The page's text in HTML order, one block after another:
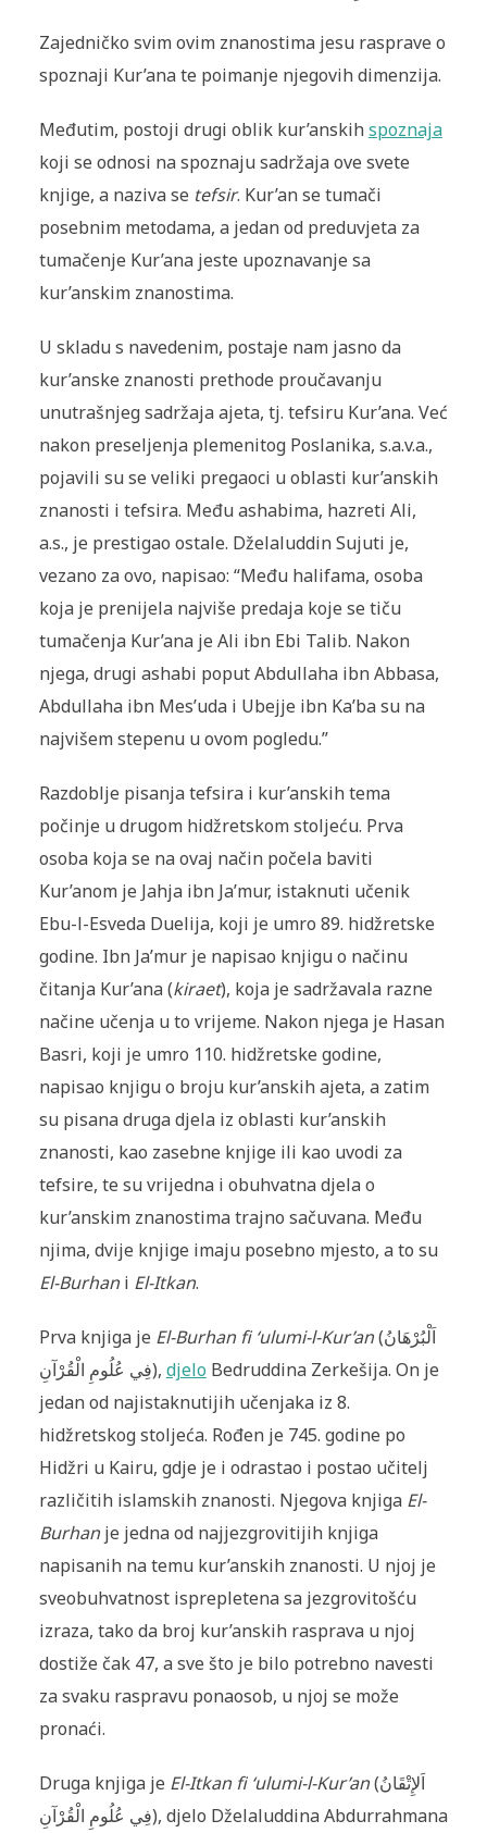
Zajedničko svim ovim znanostima jesu rasprave o
spoznaji Kur’ana te poimanje njegovih dimenzija.
Međutim, postoji drugi oblik kur’anskihspoznaja
koji se odnosi na spoznaju sadržaja ove svete
knjige, a naziva se tefsir. Kur’an se tumači
posebnim metodama, a jedan od preduvjeta za
tumačenje Kur’ana jeste upoznavanje sa
kur’anskim znanostima.
U skladu s navedenim, postaje nam jasno da
kur’anske znanosti prethode proučavanju
unutrašnjeg sadržaja ajeta, tj. tefsiru Kur’ana. Već
nakon preseljenja plemenitog Poslanika, s.a.v.a.,
pojavili su se veliki pregaoci u oblasti kur’anskih
znanosti i tefsira. Među ashabima, hazreti Ali,
a.s., je prestigao ostale. Dželaluddin Sujuti je,
vezano za ovo, napisao: “Među halifama, osoba
koja je prenijela najviše predaja koje se tiču
tumačenja Kur’ana je Ali ibn Ebi Talib. Nakon
njega, drugi ashabi poput Abdullaha ibn Abbasa,
Abdullaha ibn Mes’uda i Ubejje ibn Ka’ba su na
najvišem stepenu u ovom pogledu.”
Razdoblje pisanja tefsira i kur’anskih tema
počinje u drugom hidžretskom stoljeću. Prva
osoba koja se na ovaj način počela baviti
Kur’anom je Jahja ibn Ja’mur, istaknuti učenik
Ebu-l-Esveda Duelija, koji je umro 89. hidžretske
godine. Ibn Ja’mur je napisao knjigu o načinu
čitanja Kur’ana (kiraet), koja je sadržavala razne
načine učenja u to vrijeme. Nakon njega je Hasan
Basri, koji je umro 110. hidžretske godine,
napisao knjigu o broju kur’anskih ajeta, a zatim
su pisana druga djela iz oblasti kur’anskih
znanosti, kao zasebne knjige ili kao uvodi za
tefsire, te su vrijedna i obuhvatna djela o
kur’anskim znanostima trajno sačuvana. Među
njima, dvije knjige imaju posebno mjesto, a to su
El-Burhani El-Itkan.
Prva knjiga je El-Burhan fi ‘ulumi-l-Kur’an(اَلْبُرْهَانُ
فِي عُلُومِ الْقُرْآنِ), djelo Bedruddina Zerkešija. On je
jedan od najistaknutijih učenjaka iz 8.
hidžretskog stoljeća. Rođen je 745. godine po
Hidžri u Kairu, gdje je i odrastao i postao učitelj
različitih islamskih znanosti. Njegova knjiga El-
Burhan je jedna od najjezgrovitijih knjiga
napisanih na temu kur’anskih znanosti. U njoj je
sveobuhvatnost isprepletena sa jezgrovitošću
izraza, tako da broj kur’anskih rasprava u njoj
dostiže čak 47, a sve što je bilo potrebno navesti
za svaku raspravu ponaosob, u njoj se može
pronaći.
Druga knjiga je El-Itkan fi ‘ulumi-l-Kur’an(اَلإِتْقَانُ
فِي عُلُومِ الْقُرْآنِ), djelo Dželaluddina Abdurrahmana